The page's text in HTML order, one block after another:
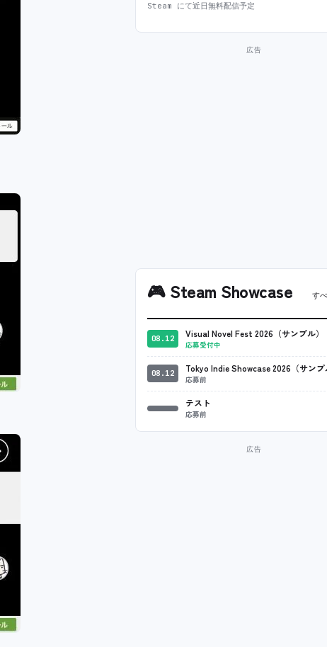
Steam にて近日無料配信予定
🎮Steam Showcase す
08.12 Visual Novel Fest 2026（サンプル）
応募受付中
08.12 Tokyo Indie Showcase 2026（サンプ
応募前
テスト
応募前